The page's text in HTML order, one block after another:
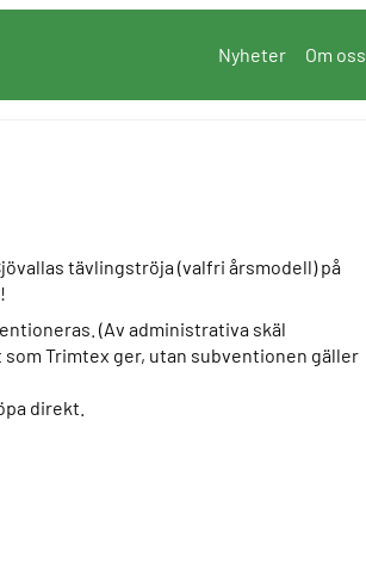
Nyheter Om oss
tävlingströja (valfri årsmodell) på
(Av administrativa skäl
Trimtex ger, utan subventionen gäller
direkt.